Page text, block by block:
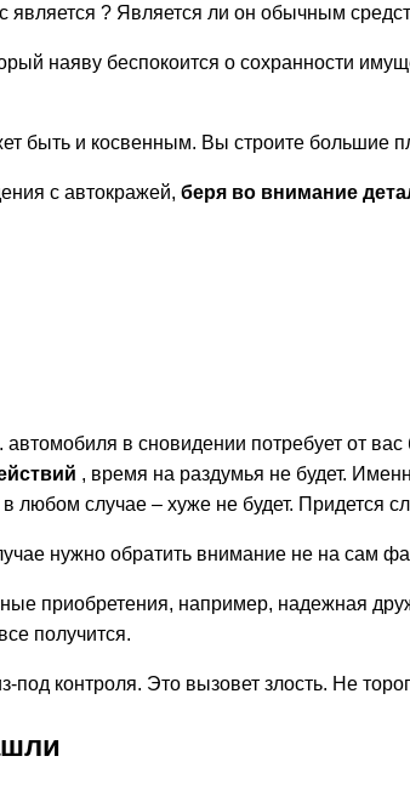
? Является ли он обычным
наяву беспокоится о сохранности
быть и косвенным. Вы строите большие
с автокражей, беря во внимание
в сновидении потребует от
, время на раздумья не будет.
любом случае – хуже не будет. Придется
нужно обратить внимание не на сам
приобретения, например, надежная
получится.
под контроля. Это вызовет злость. Не